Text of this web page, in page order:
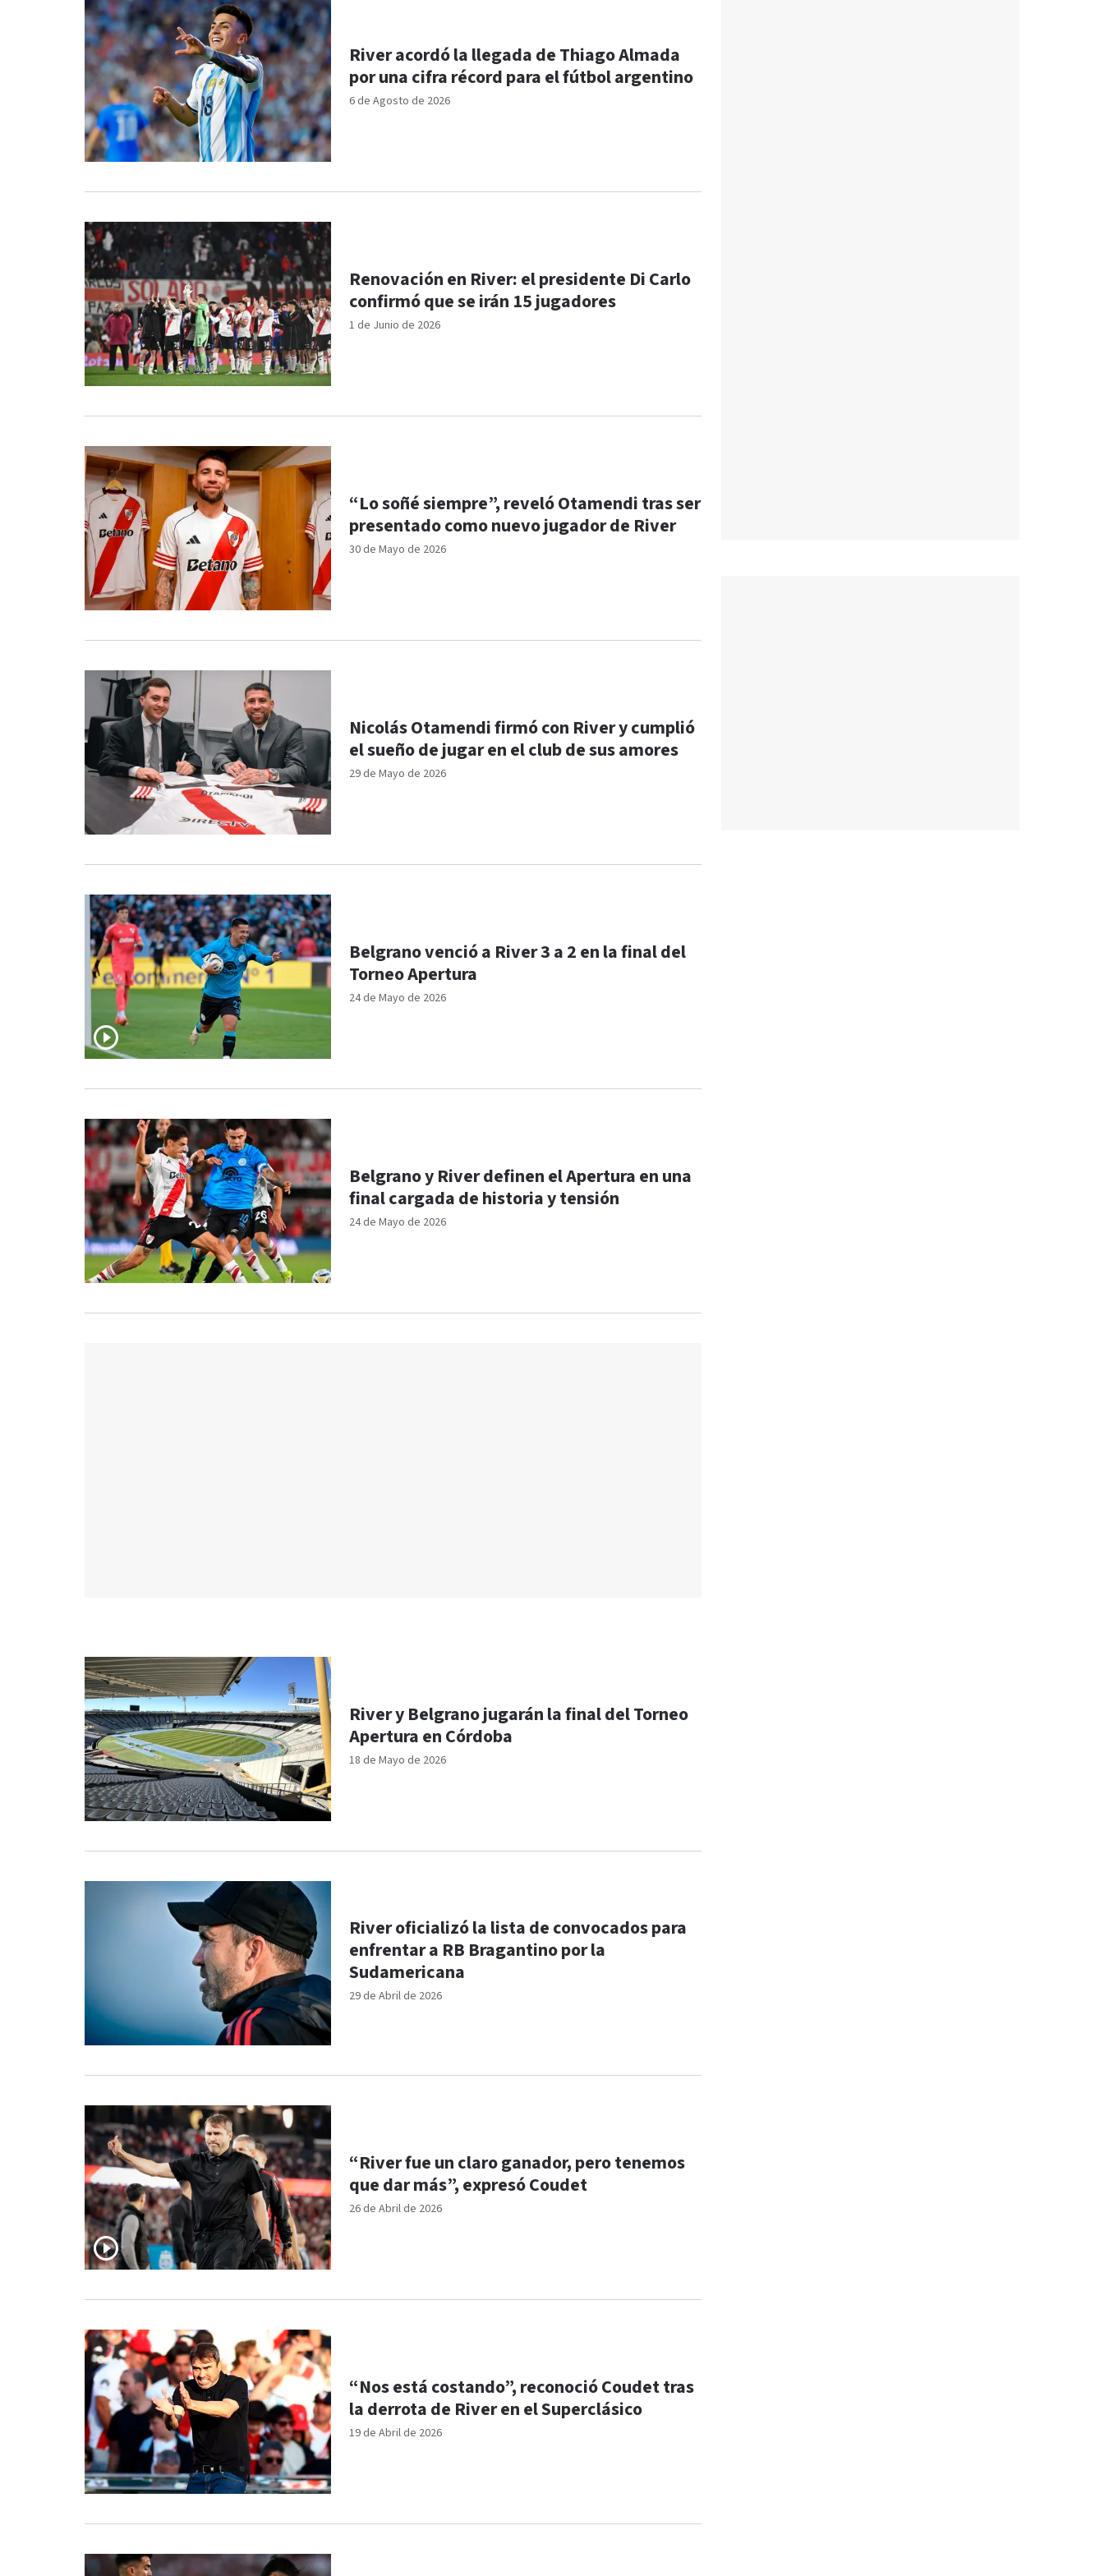
6 de Agosto de 2026
River acordó la llegada de Thiago Almada
por una cifra récord para el fútbol argentino
1 de Junio de 2026
Renovación en River: el presidente Di Carlo
confirmó que se irán 15 jugadores
30 de Mayo de 2026
“Lo soñé siempre”, reveló Otamendi tras ser
presentado como nuevo jugador de River
29 de Mayo de 2026
Nicolás Otamendi firmó con River y cumplió
el sueño de jugar en el club de sus amores
24 de Mayo de 2026
Belgrano venció a River 3 a 2 en la final del
Torneo Apertura
24 de Mayo de 2026
Belgrano y River definen el Apertura en una
final cargada de historia y tensión
18 de Mayo de 2026
River y Belgrano jugarán la final del Torneo
Apertura en Córdoba
29 de Abril de 2026
River oficializó la lista de convocados para
enfrentar a RB Bragantino por la
Sudamericana
26 de Abril de 2026
“River fue un claro ganador, pero tenemos
que dar más”, expresó Coudet
19 de Abril de 2026
“Nos está costando”, reconoció Coudet tras
la derrota de River en el Superclásico